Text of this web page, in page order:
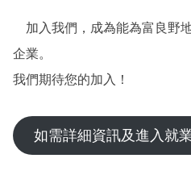
加入我們，成為能為富良野
企業。
我們期待您的加入！
如需詳細資訊及進入就